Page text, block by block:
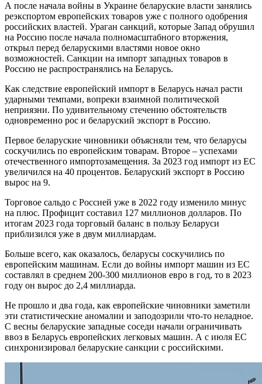
А после начала войны в Украине беларуские власти занялись
реэкспортом европейских товаров уже с полного одобрения
российских властей. Ураган санкций, которые Запад обрушил
на Россию после начала полномасштабного вторжения,
открыл перед беларускими властями новое окно
возможностей. Санкции на импорт западных товаров в
Россию не распространялись на Беларусь.
Как следствие европейский импорт в Беларусь начал расти
ударными темпами, вопреки взаимной политической
неприязни. По удивительному стечению обстоятельств
одновременно рос и беларуский экспорт в Россию.
Первое беларуские чиновники объясняли тем, что беларусы
соскучились по европейским товарам. Второе – успехами
отечественного импортозамещения. За 2023 год импорт из ЕС
увеличился на 40 процентов. Беларуский экспорт в Россию
вырос на 9.
Торговое сальдо с Россией уже в 2022 году изменило минус
на плюс. Профицит составил 127 миллионов долларов. По
итогам 2023 года торговый баланс в пользу Беларуси
приблизился уже в двум миллиардам.
Больше всего, как оказалось, беларусы соскучились по
европейским машинам. Если до войны импорт машин из ЕС
составлял в среднем 200-300 миллионов евро в год, то в 2023
году он вырос до 2,4 миллиарда.
Не прошло и два года, как европейские чиновники заметили
эти статистические аномалии и заподозрили что-то неладное.
С весны беларуские западные соседи начали ограничивать
ввоз в Беларусь европейских легковых машин. А с июля ЕС
синхронизировал беларуские санкции с российскими.